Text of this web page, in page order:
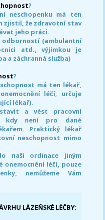
?
neschopenku má ten
zjistil, že zdravotní stav
jeho práci.
(ambulantní
atd., výjimkou je
a záchranná služba)
?
má ten lékař,
léčí, určuje
lékař).
a vést pracovní
kdy není pro dané
Praktický lékař
neschopnost mimo
naši ordinace jiným
onemocnění léčí, pouze
nemůžeme Vám
LÁZEŇSKÉ LÉČBY: